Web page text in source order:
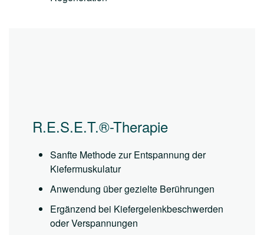
R.E.S.E.T.®-Therapie
Sanfte Methode zur Entspannung der
Kiefermuskulatur
Anwendung über gezielte Berührungen
Ergänzend bei Kiefergelenkbeschwerden
oder Verspannungen